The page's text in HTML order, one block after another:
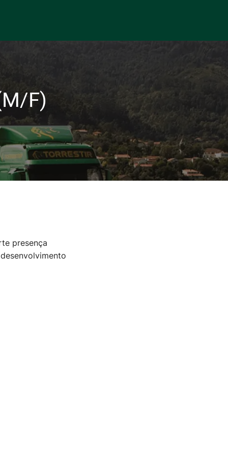
F)
presença